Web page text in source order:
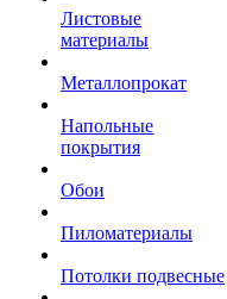
Листовые
материалы
Металлопрокат
Напольные
покрытия
Обои
Пиломатериалы
Потолки подвесные